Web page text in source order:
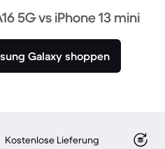
5G vs iPhone 13 mini
Galaxy shoppen
Kostenlose Lieferung